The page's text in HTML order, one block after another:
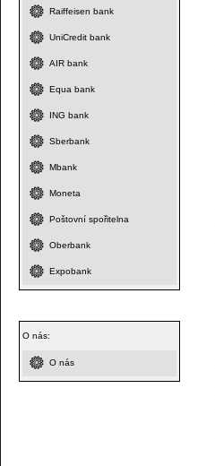
Raiffeisen bank
UniCredit bank
AIR bank
Equa bank
ING bank
Sberbank
Mbank
Moneta
Poštovní spořitelna
Oberbank
Expobank
O nás:
O nás